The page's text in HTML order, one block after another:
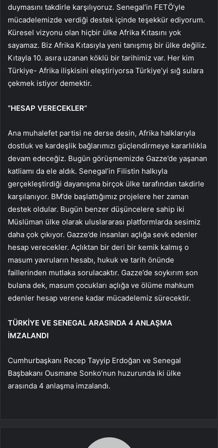
duymasını takdirle karşılıyoruz. Senegal’in FETÖ’yle
mücadelemizde verdiği destek içinde teşekkür ediyorum.
Küresel vizyonu olan hiçbir ülke Afrika Kıtasını yok
sayamaz. Biz Afrika Kıtasıyla yeni tanışmış bir ülke değiliz.
Kıtayla 10. asıra uzanan köklü bir tarihimiz var. Her kim
Türkiye- Afrika ilişkisini eleştiriyorsa Türkiye’yi sığ sulara
çekmek istiyor demektir.
“HESAP VERECEKLER”
Ana muhalefet partisi ne derse desin, Afrika halklarıyla
dostluk ve kardeşlik bağlarımızı güçlendirmeye kararlılıkla
devam edeceğiz. Bugün görüşmemizde Gazze’de yaşanan
katliamı da ele aldık. Senegal’in Filistin halkıyla
gerçekleştirdiği dayanışma birçok ülke tarafından takdirle
karşılanıyor. BM’de başlattığımız projelere her zaman
destek oldular. Bugün benzer düşüncelere sahip iki
Müslüman ülke olarak uluslararası platformlarda sesimiz
daha çok çıkıyor. Gazze’de insanları açlığa sevk edenler
hesap verecekler. Açlıktan bir deri bir kemik kalmış o
masum yavruların hesabı, hukuk ve tarih önünde
faillerinden mutlaka sorulacaktır. Gazze’de soykırım son
bulana dek, masum çocukları açlığa ve ölüme mahkum
edenler hesap verene kadar mücadelemiz sürecektir.
TÜRKİYE VE SENEGAL ARASINDA 4 ANLAŞMA
İMZALANDI
Cumhurbaşkanı Recep Tayyip Erdoğan ve Senegal
Başbakanı Ousmane Sonko’nun huzurunda iki ülke
arasında 4 anlaşma imzalandı.